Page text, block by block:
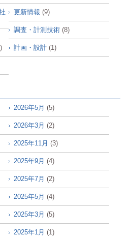
更新情報 (9)
調査・計測技術 (8)
計画・設計 (1)
2026年5月 (5)
2026年3月 (2)
2025年11月 (3)
2025年9月 (4)
2025年7月 (2)
2025年5月 (4)
2025年3月 (5)
2025年1月 (1)